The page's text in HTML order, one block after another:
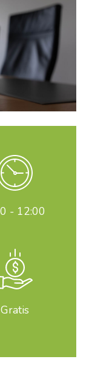
- 12:00
Gratis